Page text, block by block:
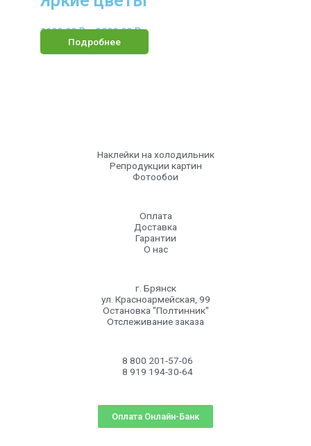
1190.00₽–3990.00₽
Подробнее
Наклейки на холодильник
Репродукции картин
Фотообои
Оплата
Доставка
Гарантии
О нас
г. Брянск
ул. Красноармейская, 99
Остановка "Полтинник"
Отслеживание заказа
8 800 201-57-06
8 919 194-30-64
Оплата Онлайн-Банк